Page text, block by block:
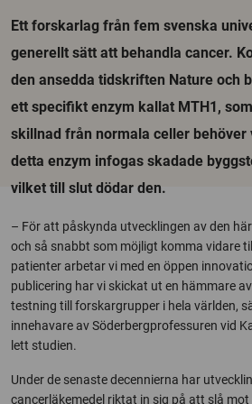
Ett forskarlag från fem svenska
generellt sätt att behandla cancer.
den ansedda tidskriften Nature och
ett specifikt enzym kallat MTH1,
skillnad från normala celler behöver
detta enzym infogas skadade
vilket till slut dödar den.
– För att påskynda utvecklingen av den
och så snabbt som möjligt komma vidare
patienter arbetar vi med en öppen
publicering har vi skickat ut en hämmare
testning till forskargrupper i hela världen,
innehavare av Söderbergprofessuren vid
lett studien.
Under de senaste decennierna har
cancerläkemedel riktat in sig på att slå